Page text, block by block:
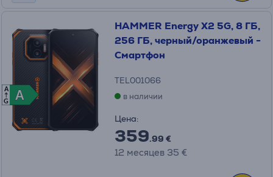
A
A
A
G
HAMMER Energy X2 5G, 8 ГБ,
256 ГБ, черный/оранжевый -
Смартфон
TEL001066
в наличии
Цена:
359.99 €
12 месяцев 35 €